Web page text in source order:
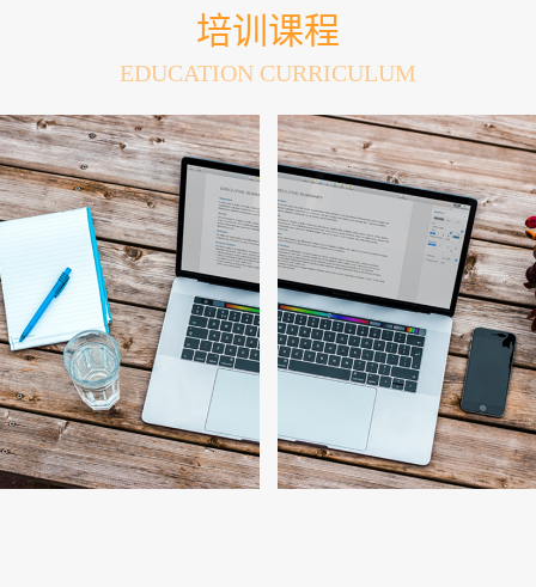
培训课程
EDUCATION CURRICULUM